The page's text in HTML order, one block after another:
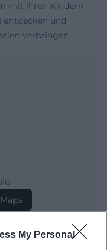
My Personal
mit ihren Kindern
entdecken und
verbringen.